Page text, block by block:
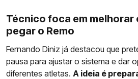
Técnico foca em melhorar
pegar o Remo
Fernando Diniz já destacou que
pausa para ajustar o sistema e dar
diferentes atletas. A ideia é